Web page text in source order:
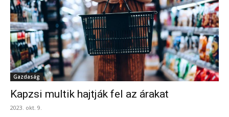
Gazdaság
Kapzsi multik hajtják fel az árakat
2023. okt. 9.